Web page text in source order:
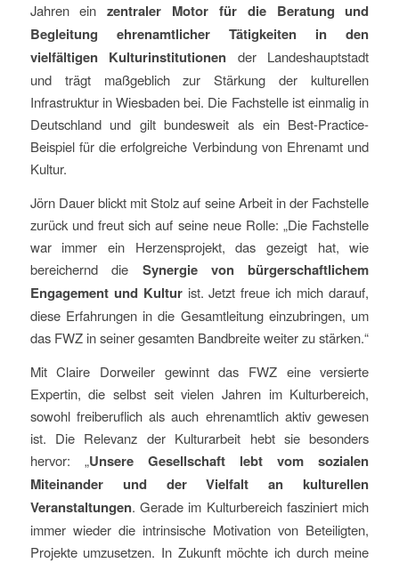
Jahren einzentraler Motor für die Beratung und
Begleitung ehrenamtlicher Tätigkeiten in den
vielfältigen Kulturinstitutionen der Landeshauptstadt
und trägt maßgeblich zur Stärkung der kulturellen
Infrastruktur in Wiesbaden bei. Die Fachstelle ist einmalig in
Deutschland und gilt bundesweit als ein Best-Practice-
Beispiel für die erfolgreiche Verbindung von Ehrenamt und
Kultur.
Jörn Dauer blickt mit Stolz auf seine Arbeit in der Fachstelle
zurück und freut sich auf seine neue Rolle: „Die Fachstelle
war immer ein Herzensprojekt, das gezeigt hat, wie
bereichernd die Synergie von bürgerschaftlichem
Engagement und Kulturist. Jetzt freue ich mich darauf,
diese Erfahrungen in die Gesamtleitung einzubringen, um
das FWZ in seiner gesamten Bandbreite weiter zu stärken.“
Mit Claire Dorweiler gewinnt das FWZ eine versierte
Expertin, die selbst seit vielen Jahren im Kulturbereich,
sowohl freiberuflich als auch ehrenamtlich aktiv gewesen
ist. Die Relevanz der Kulturarbeit hebt sie besonders
hervor: „Unsere Gesellschaft lebt vom sozialen
Miteinander und der Vielfalt an kulturellen
Veranstaltungen. Gerade im Kulturbereich fasziniert mich
immer wieder die intrinsische Motivation von Beteiligten,
Projekte umzusetzen. In Zukunft möchte ich durch meine